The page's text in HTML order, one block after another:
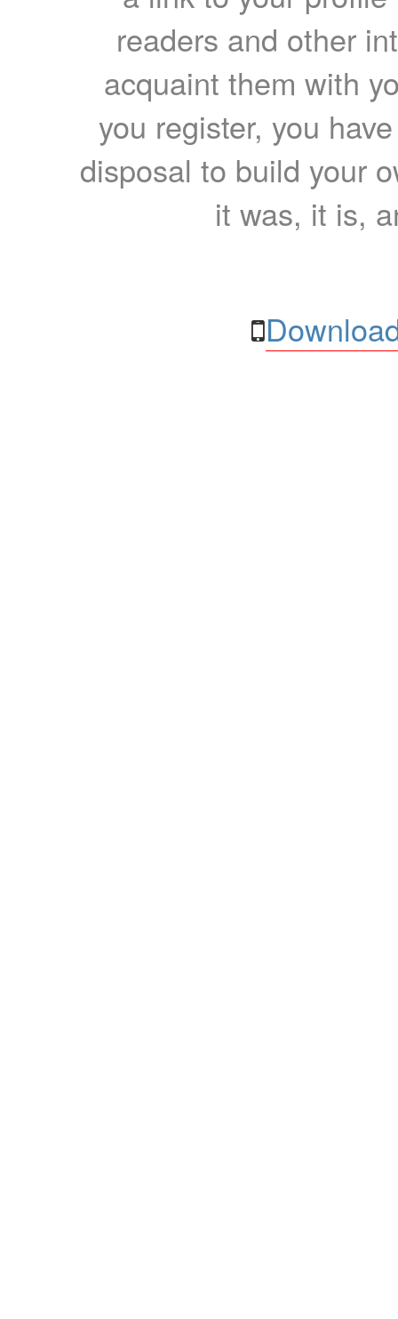
readers and other
acquaint them with
you register, you
disposal to build your
it was, it is,